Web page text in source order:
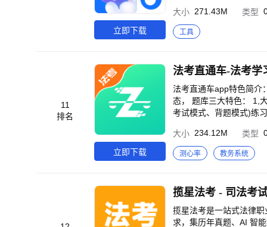
阅读档案定制学习计划，助你科学阅读、持续进步。
习，还有权威柯林斯词
等）的难点单词，都会
df，搭配笔记软件精读加
活的单词数，都会通过图表生动展示。 【丰富的阅读活动】 我们有月度
与。每月累计打卡1天、
你在丰富多样的阅读氛围中持续
你制定短文计划，约束自己在一个月、
记，你的优质读书笔记
期：1个月（连续包月）
后订阅周期顺延一个订
g/sale/membership/iap-
立即下载
大小 271.43M 类型
工具
11
排名
立即下载
法考直通车-法考学
法考直通车app特色简介
态， 题库三大特色： 1,
考试模式、背题模式)练
对性目的性的练习)。 在
更好的完成每日学习内容
大小 234.12M 类型
测心率 教务系统
揽星法考 - 司法考
揽星法考是一站式法律
求，集历年真题、AI 智